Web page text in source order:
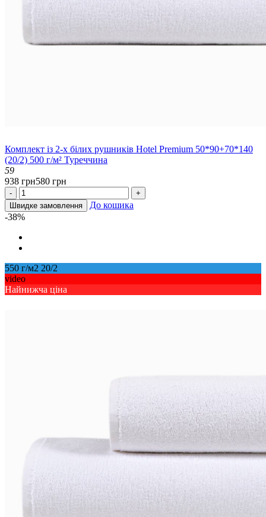
Комплект із 2-х білих рушників Hotel Premium 50*90+70*140
(20/2) 500 г/м² Туреччина
59
938 грн580 грн
-
+
Швидке замовлення
До кошика
-38%
550 г/м2 20/2
video
Найнижча ціна